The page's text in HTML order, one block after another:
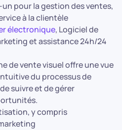
pour la gestion des ventes,
à la clientèle
électronique, Logiciel de
et assistance 24h/24
de vente visuel offre une vue
du processus de
suivre et de gérer
y compris